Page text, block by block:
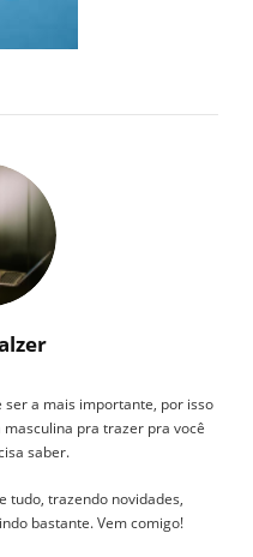
a mais importante, por isso
pra trazer pra você
saber.
tudo, trazendo novidades,
bastante. Vem comigo!